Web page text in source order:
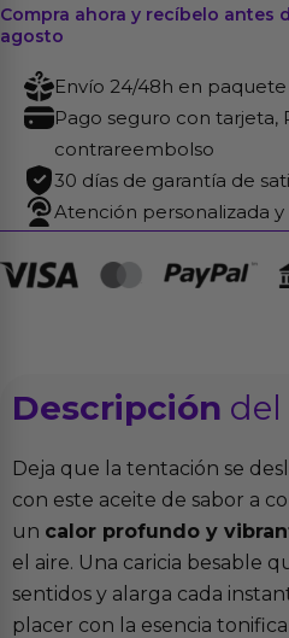
Efecto
Calor
Cola
100
cantidad
Compra ahora y recíbelo antes
agosto
Envío 24/48h en paquete
Pago seguro con tarjeta,
contrareembolso
30 días de garantía de
Atención personalizada
Descripción
Deja que la tentación se
con este aceite de sabor a
un calor profundo y
el aire. Una caricia besable
sentidos y alarga cada
placer con la esencia